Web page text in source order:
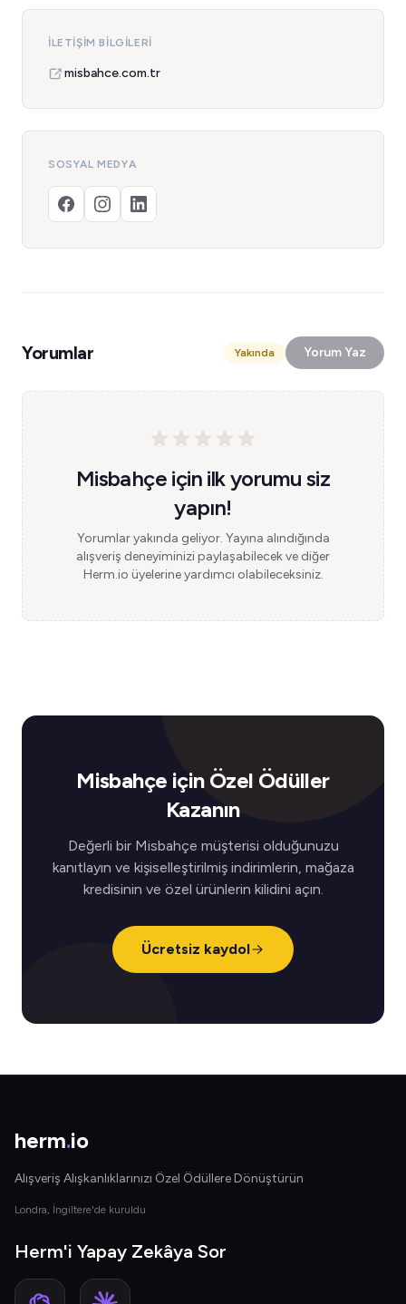
İLETIŞIM BILGILERI
misbahce.com.tr
SOSYAL MEDYA
Yorumlar Yakında Yorum Yaz
Misbahçe için ilk yorumu siz
yapın!
Yorumlar yakında geliyor. Yayına alındığında
alışveriş deneyiminizi paylaşabilecek ve diğer
Herm.io üyelerine yardımcı olabileceksiniz.
Misbahçe için Özel Ödüller
Kazanın
Değerli bir Misbahçe müşterisi olduğunuzu
kanıtlayın ve kişiselleştirilmiş indirimlerin, mağaza
kredisinin ve özel ürünlerin kilidini açın.
Ücretsiz kaydol
herm.io
Alışveriş Alışkanlıklarınızı Özel Ödüllere Dönüştürün
Londra, İngiltere'de kuruldu
Herm'i Yapay Zekâya Sor